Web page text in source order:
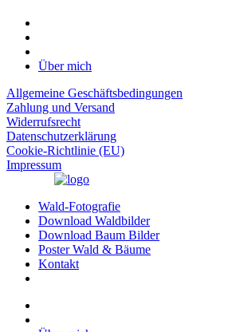
Über mich
Allgemeine Geschäftsbedingungen
Zahlung und Versand
Widerrufsrecht
Datenschutzerklärung
Cookie-Richtlinie (EU)
Impressum
Wald-Fotografie
Download Waldbilder
Download Baum Bilder
Poster Wald & Bäume
Kontakt